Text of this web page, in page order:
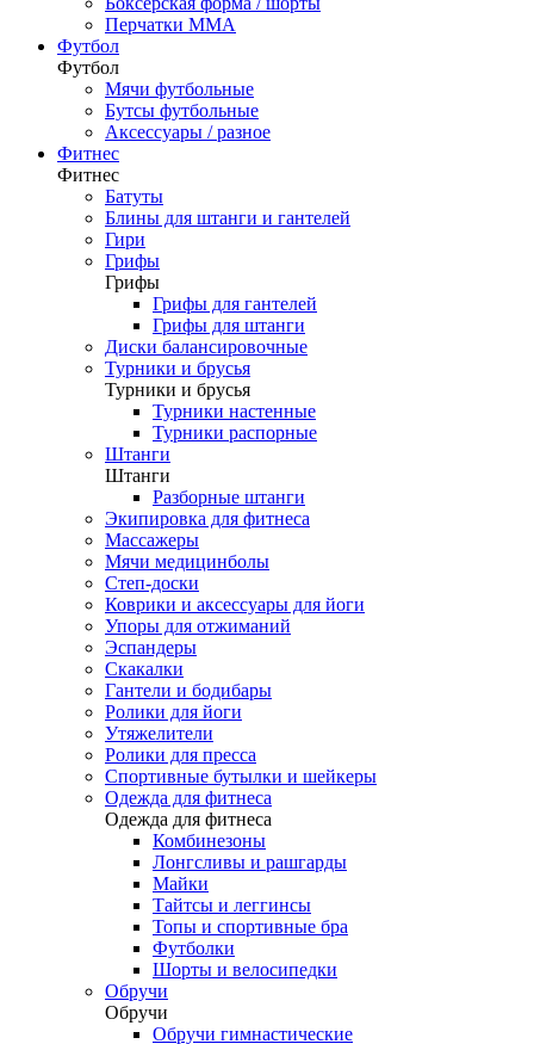
Перчатки ММА
Футбол
Футбол
Мячи футбольные
Бутсы футбольные
Аксессуары / разное
Фитнес
Фитнес
Батуты
Блины для штанги и гантелей
Гири
Грифы
Грифы
Грифы для гантелей
Грифы для штанги
Диски балансировочные
Турники и брусья
Турники и брусья
Турники настенные
Турники распорные
Штанги
Штанги
Разборные штанги
Экипировка для фитнеса
Массажеры
Мячи медицинболы
Степ-доски
Коврики и аксессуары для йоги
Упоры для отжиманий
Эспандеры
Скакалки
Гантели и бодибары
Ролики для йоги
Утяжелители
Ролики для пресса
Спортивные бутылки и шейкеры
Одежда для фитнеса
Одежда для фитнеса
Комбинезоны
Лонгсливы и рашгарды
Майки
Тайтсы и леггинсы
Топы и спортивные бра
Футболки
Шорты и велосипедки
Обручи
Обручи
Обручи гимнастические